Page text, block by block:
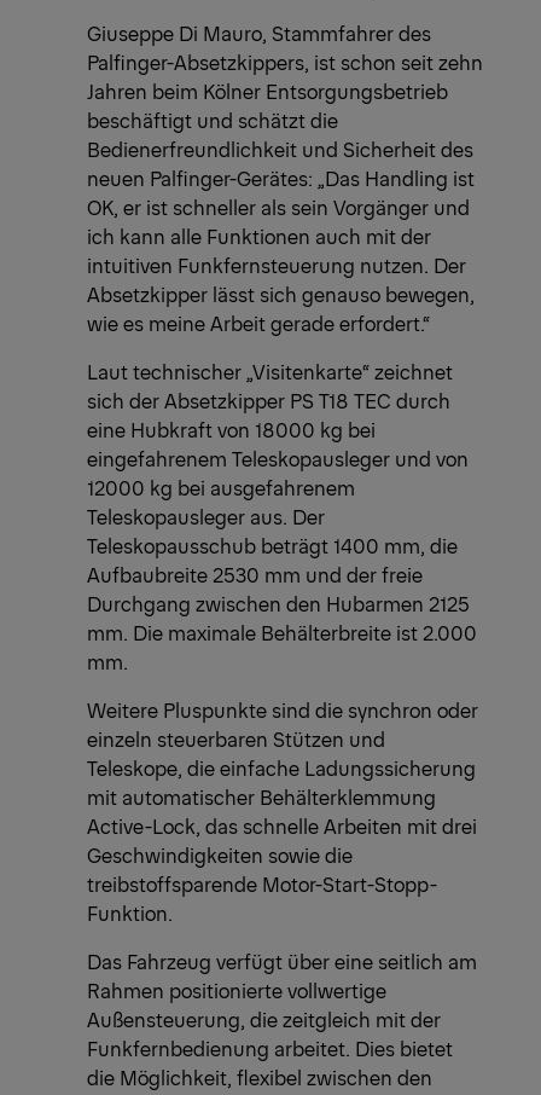
Giuseppe Di Mauro, Stammfahrer des
Palfinger-Absetzkippers, ist schon seit zehn
Jahren beim Kölner Entsorgungsbetrieb
beschäftigt und schätzt die
Bedienerfreundlichkeit und Sicherheit des
neuen Palfinger-Gerätes: „Das Handling ist
OK, er ist schneller als sein Vorgänger und
ich kann alle Funktionen auch mit der
intuitiven Funkfernsteuerung nutzen. Der
Absetzkipper lässt sich genauso bewegen,
wie es meine Arbeit gerade erfordert.“
Laut technischer „Visitenkarte“ zeichnet
sich der Absetzkipper PS T18 TEC durch
eine Hubkraft von 18000 kg bei
eingefahrenem Teleskopausleger und von
12000 kg bei ausgefahrenem
Teleskopausleger aus. Der
Teleskopausschub beträgt 1400 mm, die
Aufbaubreite 2530 mm und der freie
Durchgang zwischen den Hubarmen 2125
mm. Die maximale Behälterbreite ist 2.000
mm.
Weitere Pluspunkte sind die synchron oder
einzeln steuerbaren Stützen und
Teleskope, die einfache Ladungssicherung
mit automatischer Behälterklemmung
Active-Lock, das schnelle Arbeiten mit drei
Geschwindigkeiten sowie die
treibstoffsparende Motor-Start-Stopp-
Funktion.
Das Fahrzeug verfügt über eine seitlich am
Rahmen positionierte vollwertige
Außensteuerung, die zeitgleich mit der
Funkfernbedienung arbeitet. Dies bietet
die Möglichkeit, flexibel zwischen den